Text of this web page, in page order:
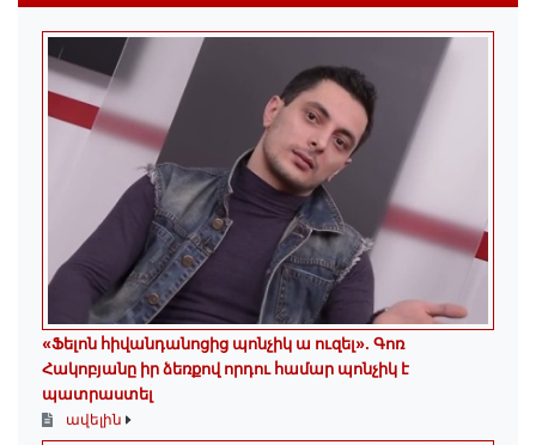
«Ֆելոն հիվանդանոցից պոնչիկ ա ուզել». Գոռ
Հակոբյանը իր ձեռքով որդու համար պոնչիկ է
պատրաստել
ավելին